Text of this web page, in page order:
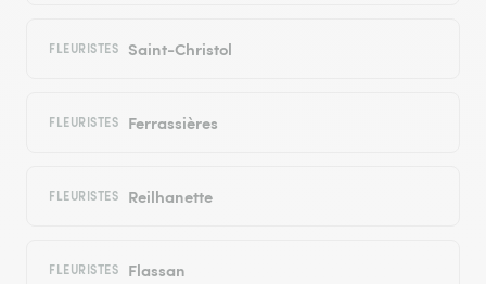
FLEURISTES Saint-Christol
FLEURISTES Ferrassières
FLEURISTES Reilhanette
FLEURISTES Flassan